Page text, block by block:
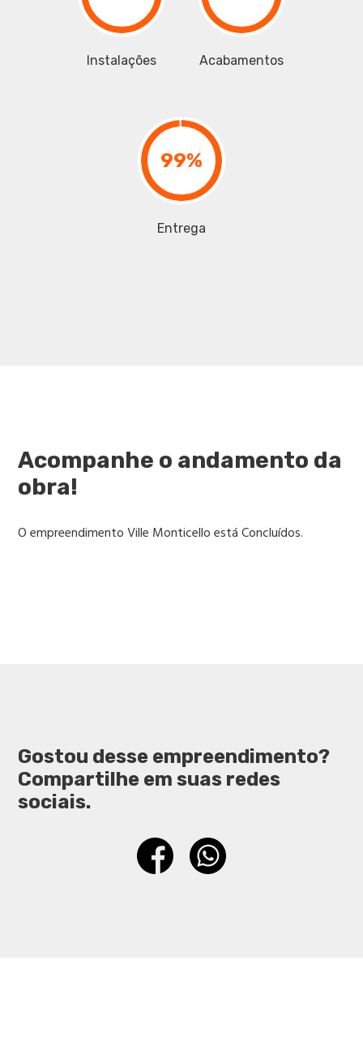
Instalações Acabamentos
100%
Entrega
Acompanhe o andamento da
obra!
O empreendimento Ville Monticello está Concluídos.
Gostou desse empreendimento?
Compartilhe em suas redes
sociais.